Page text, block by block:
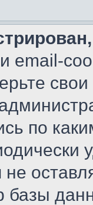
email-
по
не
базы